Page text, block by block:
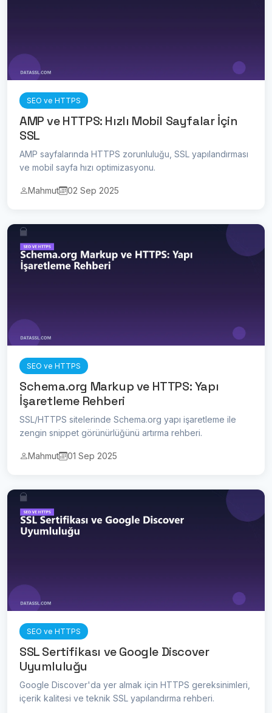
SEO ve HTTPS
AMP ve HTTPS: Hızlı Mobil Sayfalar İçin
SSL
AMP sayfalarında HTTPS zorunluluğu, SSL yapılandırması
ve mobil sayfa hızı optimizasyonu.
Mahmut 02 Sep 2025
SEO ve HTTPS
Schema.org Markup ve HTTPS: Yapı
İşaretleme Rehberi
SSL/HTTPS sitelerinde Schema.org yapı işaretleme ile
zengin snippet görünürlüğünü artırma rehberi.
Mahmut 01 Sep 2025
SEO ve HTTPS
SSL Sertifikası ve Google Discover
Uyumluluğu
Google Discover'da yer almak için HTTPS gereksinimleri,
içerik kalitesi ve teknik SSL yapılandırma rehberi.